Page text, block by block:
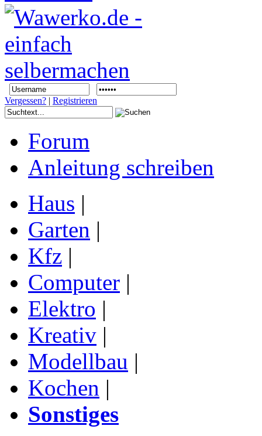
Vergessen? | Registrieren
Forum
Anleitung schreiben
Haus |
Garten |
Kfz |
Computer |
Elektro |
Kreativ |
Modellbau |
Kochen |
Sonstiges